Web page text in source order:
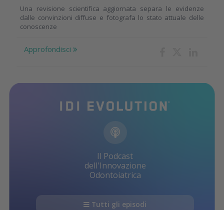
Una revisione scientifica aggiornata separa le evidenze
dalle convinzioni diffuse e fotografa lo stato attuale delle
conoscenze
Approfondisci
Il Podcast
dell'Innovazione
Odontoiatrica
Tutti gli episodi